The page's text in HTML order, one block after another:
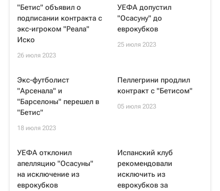
"Бетис" объявил о
подписании контракта с
экс-игроком "Реала"
Иско
26 июля 2023
УЕФА допустил
"Осасуну" до
еврокубков
25 июля 2023
Экс-футболист
"Арсенала" и
"Барселоны" перешел в
"Бетис"
18 июля 2023
Пеллегрини продлил
контракт с "Бетисом"
05 июля 2023
УЕФА отклонил
апелляцию "Осасуны"
на исключение из
еврокубков
Испанский клуб
рекомендовали
исключить из
еврокубков за